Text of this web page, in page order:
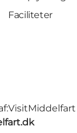
Faciliteter
VisitMiddelfart